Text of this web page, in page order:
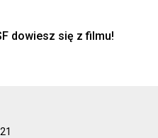
dowiesz się z filmu!